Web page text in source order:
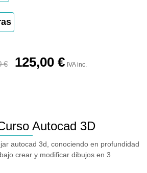
€ 125,00 € IVA inc.
Autocad 3D
autocad 3d, conociendo en profundidad
crear y modificar dibujos en 3